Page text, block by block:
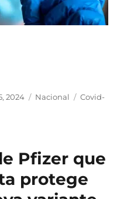
2024
C
o
í
a
Nacional
E
e
t
a
s
Covid-
Pfizer que
protege